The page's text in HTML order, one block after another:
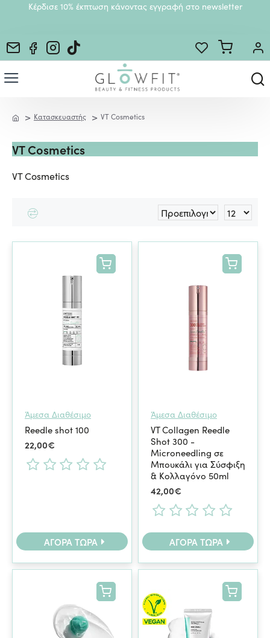
Κέρδισε 10% έκπτωση κάνοντας εγγραφή στο newsletter
Κατασκευαστής VT Cosmetics
VT Cosmetics
VT Cosmetics
Άμεσα Διαθέσιμο
Reedle shot 100
22,00€
ΑΓΟΡΆ ΤΏΡΑ
Άμεσα Διαθέσιμο
VT Collagen Reedle
Shot 300 -
Microneedling σε
Μπουκάλι για Σύσφιξη
& Κολλαγόνο 50ml
42,00€
ΑΓΟΡΆ ΤΏΡΑ